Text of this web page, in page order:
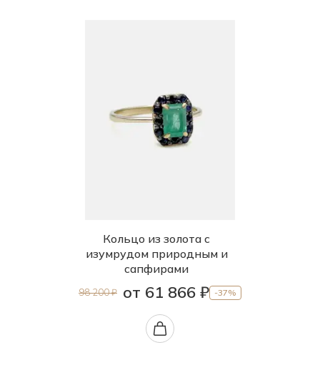
Кольцо из золота с
изумрудом природным и
сапфирами
98 200 ₽ от 61 866 ₽ -37%